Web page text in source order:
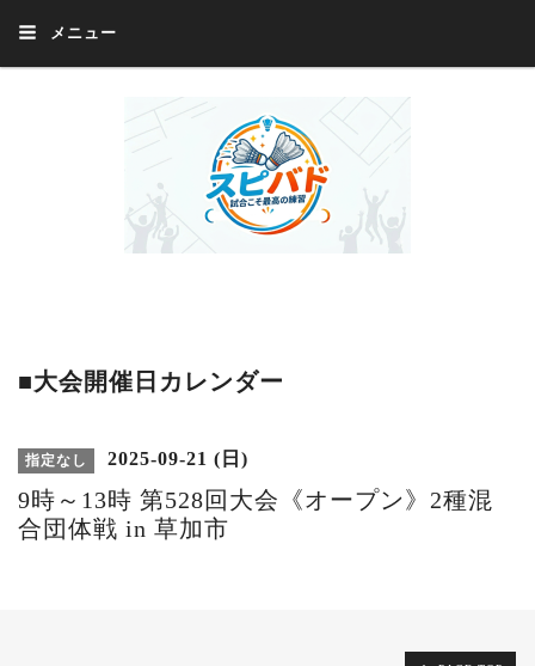
メニュー
■大会開催日カレンダー
指定なし 2025-09-21 (日)
9時～13時 第528回大会《オープン》2種混
合団体戦 in 草加市